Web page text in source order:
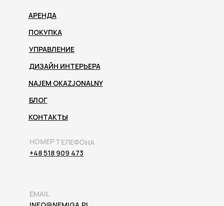
БЛОГ
АРЕНДА
ПОКУПКА
NAJEM OKAZJONALNY
КОНТАКТЫ
НОМЕР ТЕЛЕФОНА
+48 518 909 473
EMAIL
УПРАВЛЕНИЕ
ДИЗАЙН ИНТЕРЬЕРА